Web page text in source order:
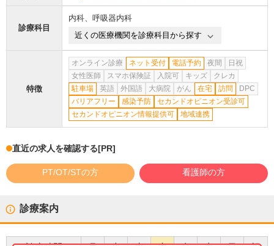
診療科目
内科、 呼吸器内科
近くの医療機関を診療科目から探す
特徴
オンライン診療 ネット受付 電話予約 夜間
日祝
女性医師
スマホ保険証 入院可 キッズ
クレカ
駐車場
英語 外国語 大病院 がん 在宅 訪問
DPC
バリアフリー
感染予防
セカンドオピニオン受診可
セカンドオピニオン情報提供可
地域連携
直近の求人を確認する[PR]
PT/OT/STの方 看護師の方
診療案内